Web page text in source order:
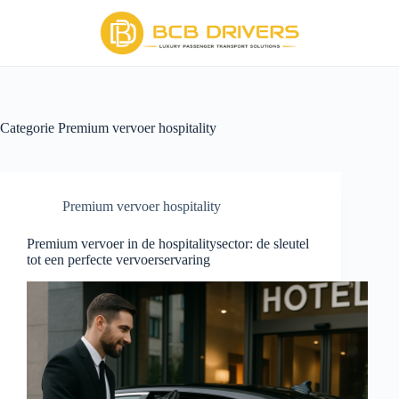
Categorie Premium vervoer hospitality
Premium vervoer hospitality
Premium vervoer in de hospitalitysector: de sleutel
tot een perfecte vervoerservaring